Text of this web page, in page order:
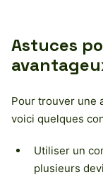
Astuces
Pour trouver une
voici quelques
Utiliser un
plusieurs